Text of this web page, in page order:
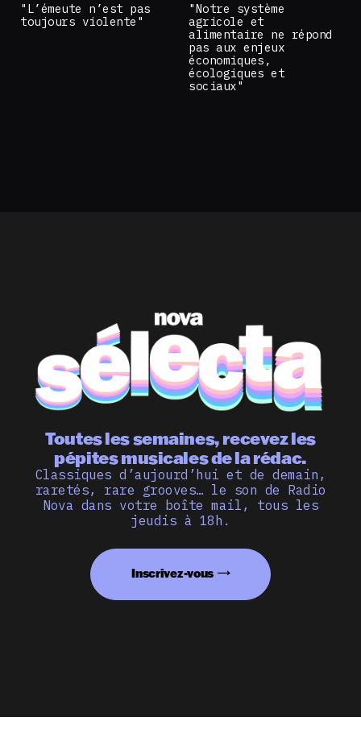
"L’émeute n’est pas
toujours violente"
"Notre système
agricole et
alimentaire ne répond
pas aux enjeux
économiques,
écologiques et
sociaux"
Toutes les semaines, recevez les
pépites musicales de la rédac.
Classiques d’aujourd’hui et de demain,
raretés, rare grooves… le son de Radio
Nova dans votre boîte mail, tous les
jeudis à 18h.
Inscrivez-vous